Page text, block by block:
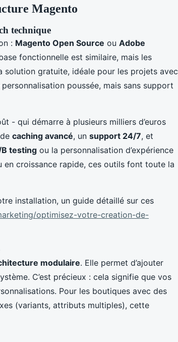
Magento
technique
: Magento Open Source ou Adobe
fonctionnelle est similaire, mais les
solution gratuite, idéale pour les projets avec
poussée, mais sans support
- qui démarre à plusieurs milliers d’euros
caching avancé, un support 24/7, et
testing ou la personnalisation d’expérience
croissance rapide, ces outils font toute la
installation, un guide détaillé sur ces
optimisez-votre-creation-de-
modulaire. Elle permet d’ajouter
C’est précieux : cela signifie que vos
Pour les boutiques avec des
(variants, attributs multiples), cette